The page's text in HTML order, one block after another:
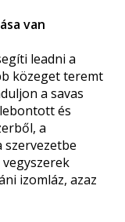
van
leadni a
közeget teremt
a savas
és
a
szervezetbe
izomláz, azaz